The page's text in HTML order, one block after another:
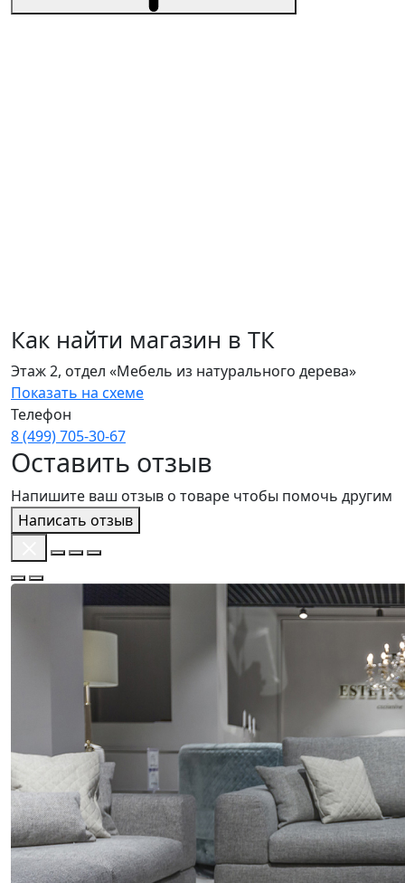
Как найти магазин в ТК
Этаж 2, отдел «Мебель из натурального дерева»
Показать на схеме
Телефон
8 (499) 705‑30‑67
Оставить отзыв
Напишите ваш отзыв о товаре чтобы помочь другим
Написать отзыв